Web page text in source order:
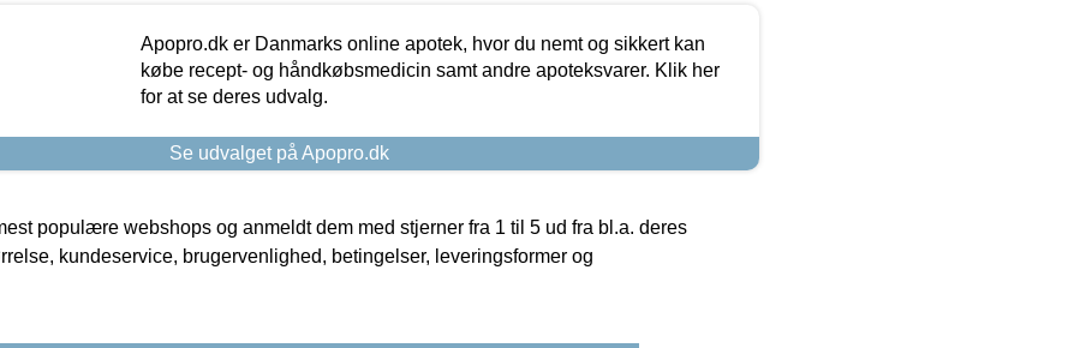
Apopro.dk er Danmarks online apotek, hvor du nemt og sikkert kan
købe recept- og håndkøbsmedicin samt andre apoteksvarer. Klik her
for at se deres udvalg.
Se udvalget på Apopro.dk
populære webshops og anmeldt dem med stjerner fra 1 til 5 ud fra bl.a. deres
kundeservice, brugervenlighed, betingelser, leveringsformer og